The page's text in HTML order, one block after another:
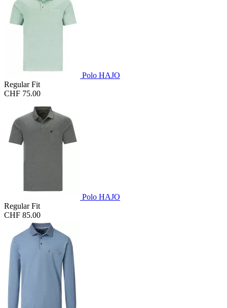
Polo HAJO
Regular Fit
CHF 75.00
Polo HAJO
Regular Fit
CHF 85.00